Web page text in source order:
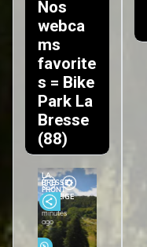
Nos
webca
ms
favorite
s = Bike
Park La
Bresse
(88)